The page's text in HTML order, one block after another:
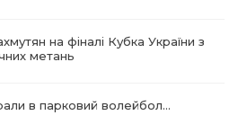
на фіналі Кубка України з
метань
в парковий волейбол…